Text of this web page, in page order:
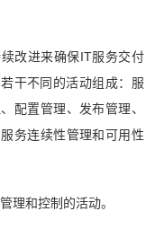
改进来确保IT服务交付
干不同的活动组成：服
配置管理、发布管理、
务连续性管理和可用性
理和控制的活动。